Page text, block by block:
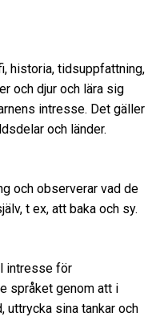
historia, tidsuppfattning,
och djur och lära sig
intresse. Det gäller
och länder.
och observerar vad de
t ex, att baka och sy.
intresse för
språket genom att i
sina tankar och